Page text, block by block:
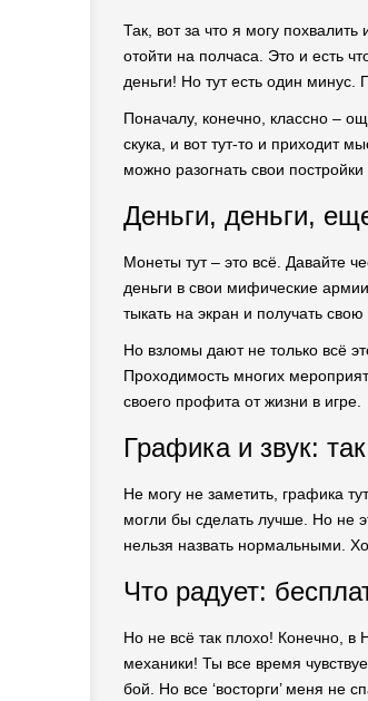
Так, вот за что я могу
отойти на полчаса. Это и есть
деньги! Но тут есть один минус.
Поначалу, конечно, классно –
скука, и вот тут-то и приходит
можно разогнать свои
Деньги, деньги,
Монеты тут – это всё. Давайте
деньги в свои мифические
тыкать на экран и получать
Но взломы дают не только всё
Проходимость многих
своего профита от жизни в игре.
Графика и звук:
Не могу не заметить, графика
могли бы сделать лучше. Но не
нельзя назвать нормальными.
Что радует:
Но не всё так плохо! Конечно, в
механики! Ты все время
бой. Но все ‘восторги’ меня не